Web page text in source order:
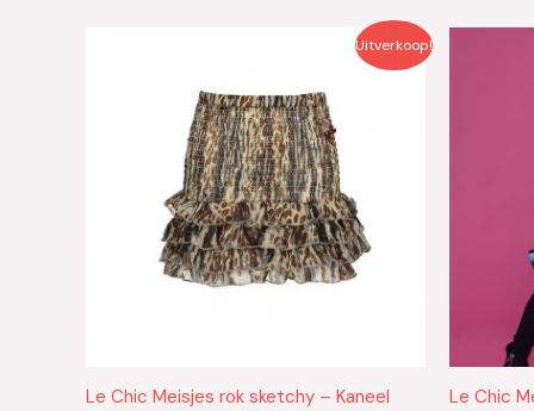
Uitverkoop!
Le Chic Meisjes rok sketchy – Kaneel
€49.99.€25.00.
Le Chic